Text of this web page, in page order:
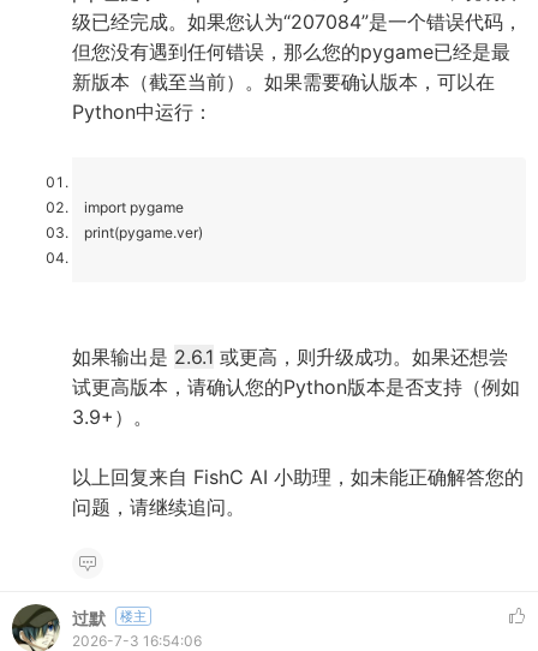
级已经完成。如果您认为“207084”是一个错误代码，
但您没有遇到任何错误，那么您的pygame已经是最
新版本（截至当前）。如果需要确认版本，可以在
Python中运行：
import pygame
print(pygame.ver)
如果输出是 2.6.1 或更高，则升级成功。如果还想尝
试更高版本，请确认您的Python版本是否支持（例如
3.9+）。
以上回复来自 FishC AI 小助理，如未能正确解答您的
问题，请继续追问。
过默 楼主
2026-7-3 16:54:06